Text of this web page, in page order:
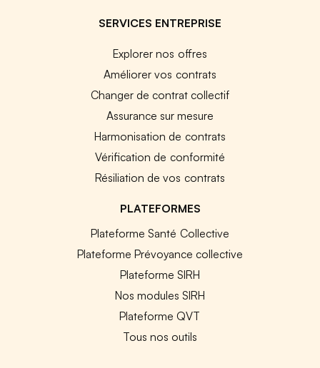
SERVICES ENTREPRISE
Explorer nos offres
Améliorer vos contrats
Changer de contrat collectif
Assurance sur mesure
Harmonisation de contrats
Vérification de conformité
Résiliation de vos contrats
PLATEFORMES
Plateforme Santé Collective
Plateforme Prévoyance collective
Plateforme SIRH
Nos modules SIRH
Plateforme QVT
Tous nos outils